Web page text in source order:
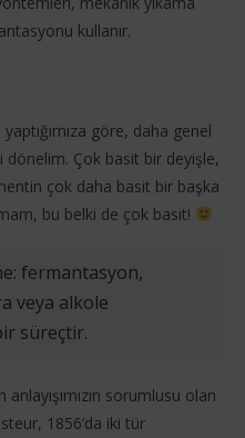
kullanır.
göre, daha genel
Çok basit bir deyişle,
çok daha basit bir başka
bu belki de çok basit!
fermantasyon,
veya alkole
süreçtir.
sorumlusu olan
1856’da iki tür